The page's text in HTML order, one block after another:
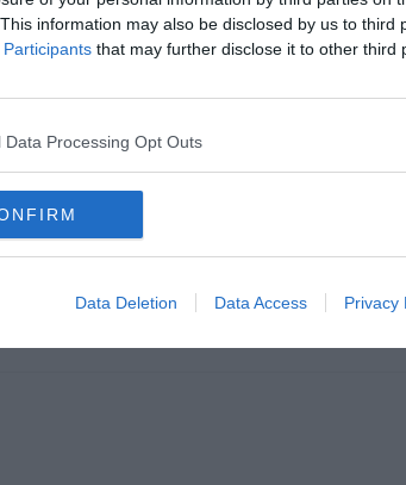
information may also be disclosed by us to third
that may further disclose it to other third
Data Processing Opt Outs
Data Deletion Data Access Privacy
iscriviti alla
nella tua casella di posta.